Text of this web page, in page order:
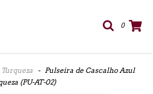
0
- Pulseira de Cascalho Azul
(PU-AT-02)